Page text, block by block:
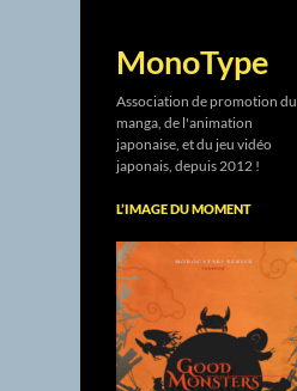
MonoType
Association de promotion du
manga, de l'animation
japonaise, et du jeu vidéo
japonais, depuis 2012 !
L’IMAGE DU MOMENT